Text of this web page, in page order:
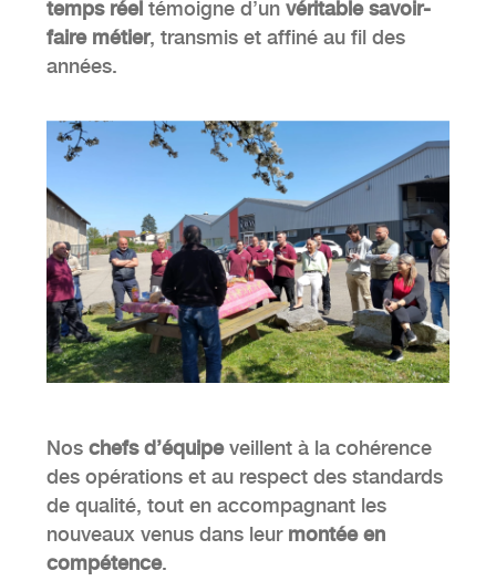
temps réel témoigne d’unvéritable savoir-
faire métier, transmis et affiné au fil des
années.
Noschefs d’équipeveillent à la cohérence
des opérations et au respect des standards
de qualité, tout en accompagnant les
nouveaux venus dans leur montée en
compétence.